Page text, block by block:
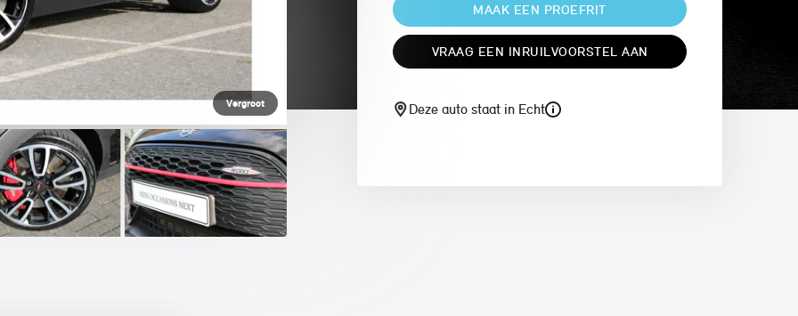
Vergroot
MAAK EEN PROEFRIT
VRAAG EEN INRUILVOORSTEL AAN
Deze auto staat in Echt